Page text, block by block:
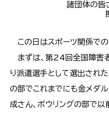
諸団体の皆
この日はスポーツ関係での
まずは、第24回全国障害
り派遣選手として選出され
の部でこれまでにも金メダ
成さん、ボウリングの部で